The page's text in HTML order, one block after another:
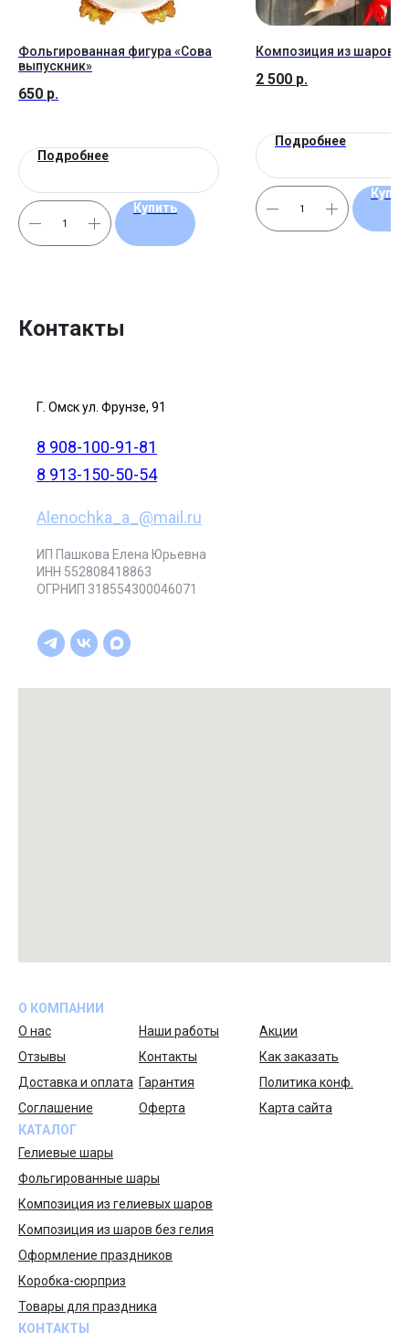
Фольгированная фигура «Сова
выпускник»
650 р.
Подробнее
Купить
Композиция из шаров
2 500 р.
Подробнее
Контакты
Г. Омск ул. Фрунзе, 91
8 908-100-91-81
8 913-150-50-54
Alenochka_a_@mail.ru
ИП Пашкова Елена Юрьевна
ИНН 552808418863
ОГРНИП 318554300046071
О КОМПАНИИ
О нас
Наши работы
Акции
Отзывы
Контакты
Как заказать
Доставка и оплата Гарантия
Политика конф.
Соглашение
Оферта
Карта сайта
КАТАЛОГ
Гелиевые шары
Фольгированные шары
Композиция из гелиевых шаров
Композиция из шаров без гелия
Оформление праздников
Коробка-сюрприз
Товары для праздника
КОНТАКТЫ